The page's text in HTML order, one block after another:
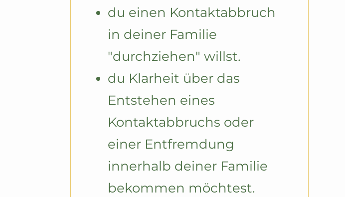
du einen Kontaktabbruch
in deiner Familie
"durchziehen" willst.
du Klarheit über das
Entstehen eines
Kontaktabbruchs oder
einer Entfremdung
innerhalb deiner Familie
bekommen möchtest.